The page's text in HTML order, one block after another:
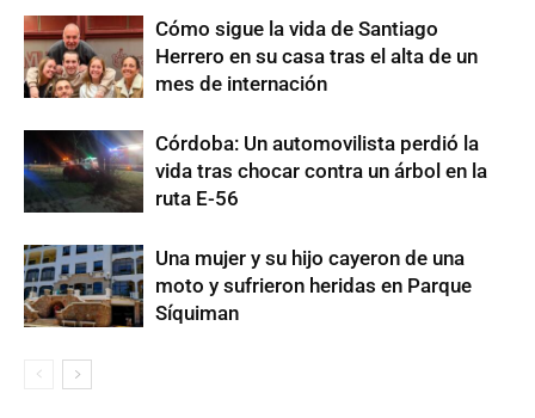
Cómo sigue la vida de Santiago
Herrero en su casa tras el alta de un
mes de internación
Córdoba: Un automovilista perdió la
vida tras chocar contra un árbol en la
ruta E-56
Una mujer y su hijo cayeron de una
moto y sufrieron heridas en Parque
Síquiman